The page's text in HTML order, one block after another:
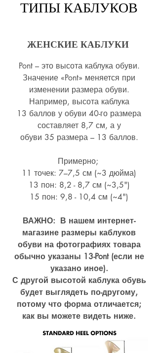
ТИПЫ КАБЛУКОВ
ЖЕНСКИЕ КАБЛУКИ
Pont – это высота каблука обуви.
Значение «Pont» меняется при
изменении размера обуви.
Например, высота каблука
13 баллов у обуви 40-го размера
составляет 8,7 см, а у
обуви 35 размера – 13 баллов.
Примерно;
11 точек: 7–7,5 см (~3 дюйма)
13 пон: 8,2 - 8,7 см (~3,5")
15 пон: 9,8 - 10,4 см (~4")
ВАЖНО: В нашем интернет-
магазине размеры каблуков
обуви на фотографиях товара
обычно указаны 13-Pont (если не
указано иное).
С другой высотой каблука обувь
будет выглядеть по-другому,
потому что форма отличается;
как вы можете видеть ниже.